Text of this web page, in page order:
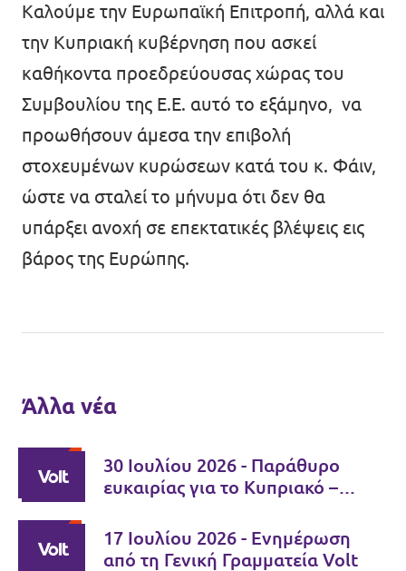
Καλούμε την Ευρωπαϊκή Επιτροπή, αλλά και
την Κυπριακή κυβέρνηση που ασκεί
καθήκοντα προεδρεύουσας χώρας του
Συμβουλίου της Ε.Ε. αυτό το εξάμηνο, να
προωθήσουν άμεσα την επιβολή
στοχευμένων κυρώσεων κατά του κ. Φάιν,
ώστε να σταλεί το μήνυμα ότι δεν θα
υπάρξει ανοχή σε επεκτατικές βλέψεις εις
βάρος της Ευρώπης.
Άλλα νέα
30 Ιουλίου 2026 - Παράθυρο
ευκαιρίας για το Κυπριακό –
ηγέτες
17 Ιουλίου 2026 - Ενημέρωση
από τη Γενική Γραμματεία Volt